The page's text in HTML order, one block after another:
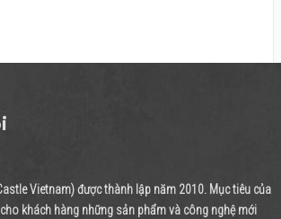
Vietnam) được thành lập năm 2010. Mục tiêu của
khách hàng những sản phẩm và công nghệ mới